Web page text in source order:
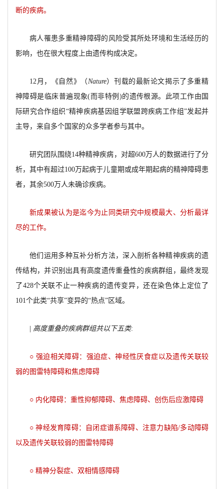
断的疾病。
病人罹患多重精神障碍的风险受其所处环境和生活经历的
影响，也在很大程度上由遗传构成决定。
12月，《自然》（Nature）刊载的最新论文揭示了多重精
神障碍是临床普遍现象(而非特例)的遗传根源。此项工作由国
际研究合作组织“精神疾病基因组学联盟跨疾病工作组”发起并
主导，来自多个国家的众多学者参与其中。
研究团队围绕14种精神疾病，对超600万人的数据进行了分
析，其中有超过100万起病于儿童期或成年期起病的精神障碍患
者，其余500万人未确诊疾病。
新成果被认为是迄今为止同类研究中规模最大、分析最详
尽的工作。
他们运用多种互补分析方法，深入剖析各种精神疾病的遗
传结构，并识别出具有高度遗传重叠性的疾病群组，最终发现
了428个关联不止一种疾病的遗传变异，还在染色体上定位了
101个此类“共享”变异的“热点”区域。
高度重叠的疾病群组共以下五类:
○ 强迫相关障碍：强迫症、神经性厌食症以及遗传关联较
弱的图雷特障碍和焦虑障碍
○ 内化障碍：重性抑郁障碍、焦虑障碍、创伤后应激障碍
○ 神经发育障碍：自闭症谱系障碍、注意力缺陷/多动障碍
以及遗传关联较弱的图雷特障碍
○ 精神分裂症、双相情感障碍